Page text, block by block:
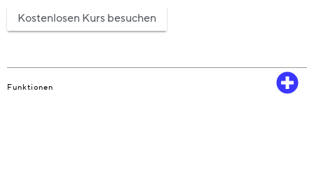
Kostenlosen Kurs besuchen
Funktionen